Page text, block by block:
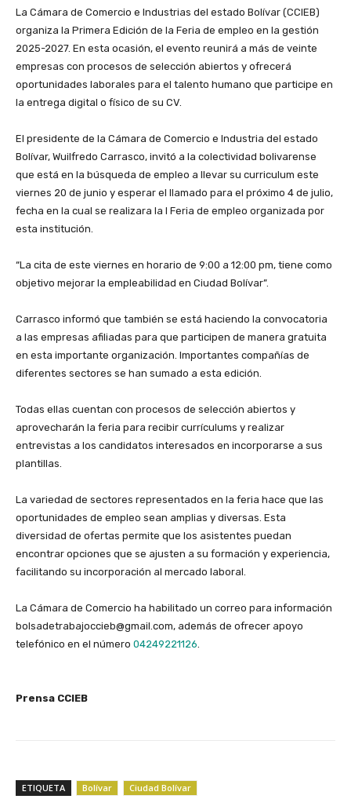
‎La Cámara de Comercio e Industrias del estado Bolívar (CCIEB)
organiza la Primera Edición de la Feria de empleo en la gestión
2025-2027. En esta ocasión, el evento reunirá a más de veinte
empresas con procesos de selección abiertos y ofrecerá
oportunidades laborales para el talento humano que participe en
la entrega digital o físico de su CV.
‎El presidente de la Cámara de Comercio e Industria del estado
Bolívar, Wuilfredo Carrasco, invitó a la colectividad bolivarense
que está en la búsqueda de empleo a llevar su curriculum este
viernes 20 de junio y esperar el llamado para el próximo 4 de julio,
fecha en la cual se realizara la I Feria de empleo organizada por
esta institución.
‎“La cita de este viernes en horario de 9:00 a 12:00 pm, tiene como
objetivo mejorar la empleabilidad en Ciudad Bolívar”.
‎Carrasco informó que también se está haciendo la convocatoria
a las empresas afiliadas para que participen de manera gratuita
en esta importante organización. Importantes compañías de
diferentes sectores se han sumado a esta edición.
‎Todas ellas cuentan con procesos de selección abiertos y
aprovecharán la feria para recibir currículums y realizar
entrevistas a los candidatos interesados en incorporarse a sus
plantillas.
‎La variedad de sectores representados en la feria hace que las
oportunidades de empleo sean amplias y diversas. Esta
diversidad de ofertas permite que los asistentes puedan
encontrar opciones que se ajusten a su formación y experiencia,
facilitando su incorporación al mercado laboral.
‎La Cámara de Comercio ha habilitado un correo para información
bolsadetrabajoccieb@gmail.com, además de ofrecer apoyo
telefónico en el número 04249221126.
‎Prensa CCIEB
ETIQUETA Bolívar Ciudad Bolívar